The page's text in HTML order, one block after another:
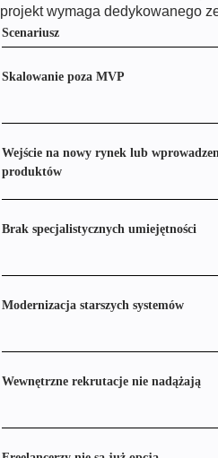
projekt wymaga dedykowanego
Scenariusz
Skalowanie poza MVP
Wejście na nowy rynek lub
produktów
Brak specjalistycznych umiejętności
Modernizacja starszych systemów
Wewnętrzne rekrutacje nie nadążają